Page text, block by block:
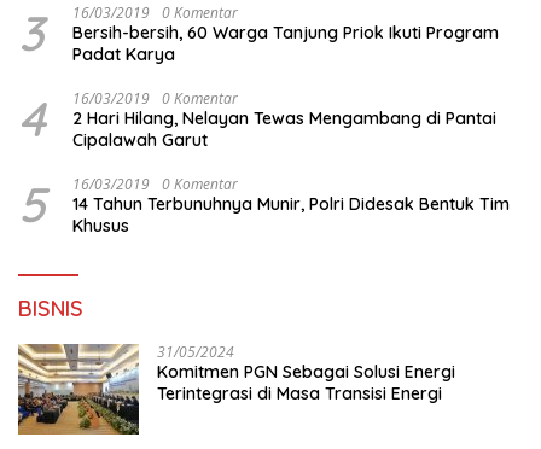
3 16/03/2019 0 Komentar
Bersih-bersih, 60 Warga Tanjung Priok Ikuti Program
Padat Karya
4 16/03/2019 0 Komentar
2 Hari Hilang, Nelayan Tewas Mengambang di Pantai
Cipalawah Garut
5 16/03/2019 0 Komentar
14 Tahun Terbunuhnya Munir, Polri Didesak Bentuk Tim
Khusus
BISNIS
31/05/2024
Komitmen PGN Sebagai Solusi Energi
Terintegrasi di Masa Transisi Energi